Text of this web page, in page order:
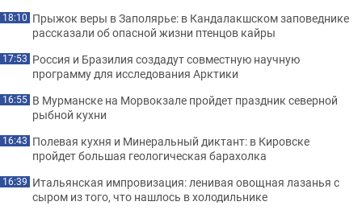
18:10 Прыжок веры в Заполярье: в Кандалакшском заповеднике
рассказали об опасной жизни птенцов кайры
17:53 Россия и Бразилия создадут совместную научную
программу для исследования Арктики
16:55 В Мурманске на Морвокзале пройдет праздник северной
рыбной кухни
16:43 Полевая кухня и Минеральный диктант: в Кировске
пройдет большая геологическая барахолка
16:39 Итальянская импровизация: ленивая овощная лазанья с
сыром из того, что нашлось в холодильнике